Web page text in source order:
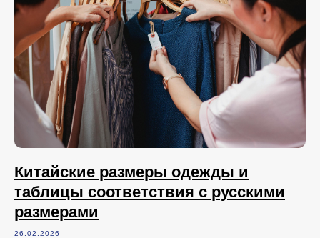
Китайские размеры одежды и
таблицы соответствия с русскими
размерами
26.02.2026